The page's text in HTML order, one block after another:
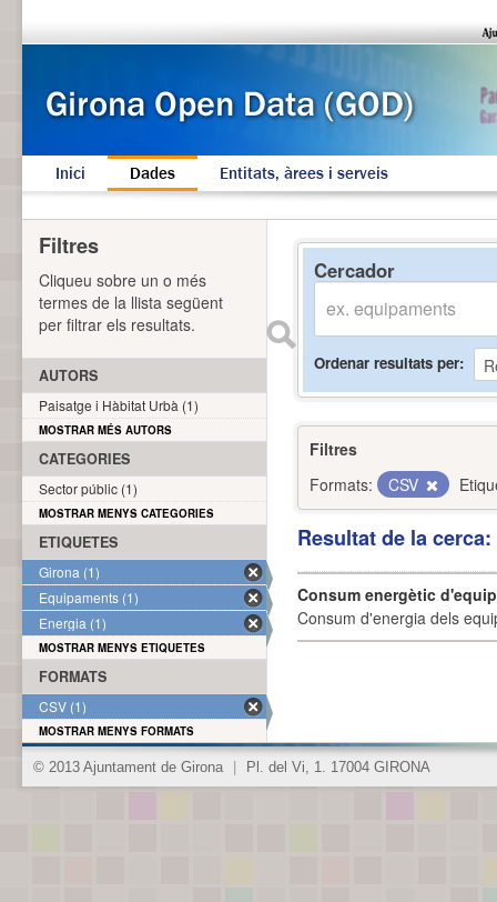
Inici Dades Entitats, àrees i serveis
Cercador
Ordenar resultats per
Filtres
Formats:
CSV
Resultat de la
Consum energètic
Consum d'energia dels
Filtres
Cliqueu sobre un o més
termes de la llista següent
per filtrar els resultats.
AUTORS
Paisatge i Hàbitat Urbà (1)
MOSTRAR MÉS AUTORS
CATEGORIES
Sector públic (1)
MOSTRAR MENYS CATEGORIES
ETIQUETES
Girona (1)
Equipaments (1)
Energia (1)
MOSTRAR MENYS ETIQUETES
FORMATS
CSV (1)
MOSTRAR MENYS FORMATS
© 2013 Ajuntament de Girona Pl. del Vi, 1. 17004 GIRONA